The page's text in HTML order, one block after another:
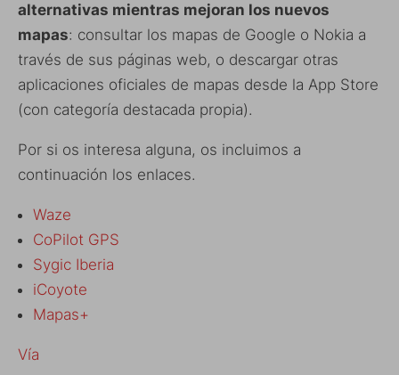
alternativas mientras mejoran los nuevos
mapas: consultar los mapas de Google o Nokia a
través de sus páginas web, o descargar otras
aplicaciones oficiales de mapas desde la App Store
(con categoría destacada propia).
Por si os interesa alguna, os incluimos a
continuación los enlaces.
Waze
CoPilot GPS
Sygic Iberia
iCoyote
Mapas+
Vía